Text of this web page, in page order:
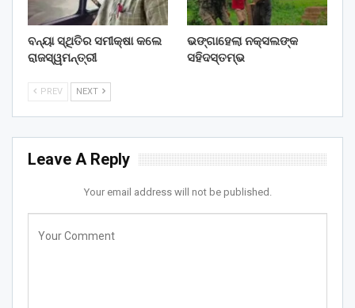
ବନ୍ୟା ସ୍ଥିତିର ସମୀକ୍ଷା କଲେ
ରାଜସ୍ୱମନ୍ତ୍ରୀ
ଭଙ୍ଗାହେଲା ନକ୍ସଲଙ୍କ
ସହିଦସ୍ତମ୍ଭ
PREV NEXT
Leave A Reply
Your email address will not be published.